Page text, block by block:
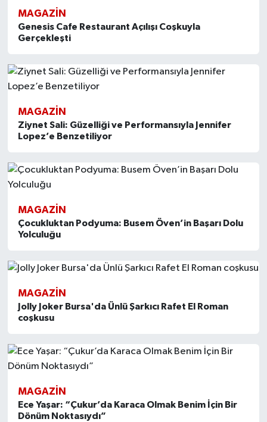
MAGAZİN
Genesis Cafe Restaurant Açılışı Coşkuyla
Gerçekleşti
MAGAZİN
Ziynet Sali: Güzelliği ve Performansıyla Jennifer
Lopez’e Benzetiliyor
MAGAZİN
Çocukluktan Podyuma: Busem Öven’in Başarı Dolu
Yolculuğu
MAGAZİN
Jolly Joker Bursa'da Ünlü Şarkıcı Rafet El Roman
coşkusu
MAGAZİN
Ece Yaşar: “Çukur’da Karaca Olmak Benim İçin Bir
Dönüm Noktasıydı”